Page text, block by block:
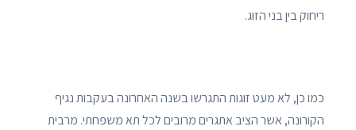
ריחוק בין בני הזוג.
כמו כן, לא מעט זוגות התגרשו בשנה האחרונה בעקבות נגיף
הקורונה, אשר הציב אתגרים מרובים לכל תא משפחתי. מרבית